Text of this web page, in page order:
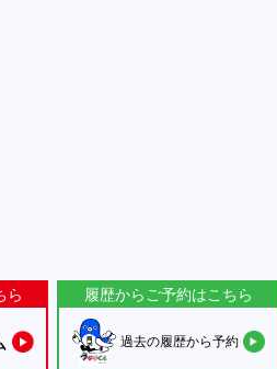
ら 履歴からご予約はこちら
過去の履歴から予約